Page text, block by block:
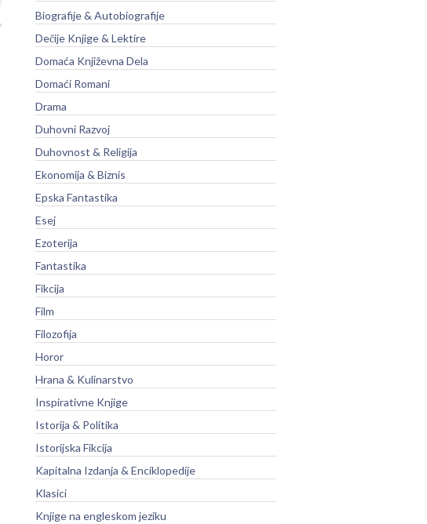
Biografije & Autobiografije
Dečije Knjige & Lektire
Domaća Književna Dela
Domaći Romani
Drama
Duhovni Razvoj
Duhovnost & Religija
Ekonomija & Biznis
Epska Fantastika
Esej
Ezoterija
Fantastika
Fikcija
Film
Filozofija
Horor
Hrana & Kulinarstvo
Inspirativne Knjige
Istorija & Politika
Istorijska Fikcija
Kapitalna Izdanja & Enciklopedije
Klasici
Knjige na engleskom jeziku